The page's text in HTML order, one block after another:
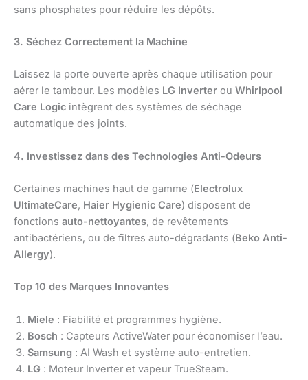
sans phosphates pour réduire les dépôts.
3. Séchez Correctement la Machine
Laissez la porte ouverte après chaque utilisation pour
aérer le tambour. Les modèles LG Inverter ou Whirlpool
Care Logic intègrent des systèmes de séchage
automatique des joints.
4. Investissez dans des Technologies Anti-Odeurs
Certaines machines haut de gamme (Electrolux
UltimateCare, Haier Hygienic Care) disposent de
fonctions auto-nettoyantes, de revêtements
antibactériens, ou de filtres auto-dégradants (Beko Anti-
Allergy).
Top 10 des Marques Innovantes
Miele : Fiabilité et programmes hygiène.
Bosch : Capteurs ActiveWater pour économiser l’eau.
Samsung : AI Wash et système auto-entretien.
LG : Moteur Inverter et vapeur TrueSteam.